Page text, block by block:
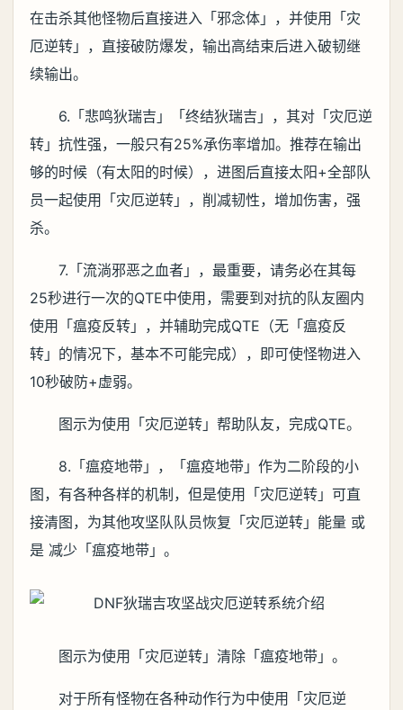
在击杀其他怪物后直接进入「邪念体」，并使用「灾
厄逆转」，直接破防爆发，输出高结束后进入破韧继
续输出。
6.「悲鸣狄瑞吉」「终结狄瑞吉」，其对「灾厄逆
转」抗性强，一般只有25%承伤率增加。推荐在输出
够的时候（有太阳的时候），进图后直接太阳+全部队
员一起使用「灾厄逆转」，削减韧性，增加伤害，强
杀。
7.「流淌邪恶之血者」，最重要，请务必在其每
25秒进行一次的QTE中使用，需要到对抗的队友圈内
使用「瘟疫反转」，并辅助完成QTE（无「瘟疫反
转」的情况下，基本不可能完成），即可使怪物进入
10秒破防+虚弱。
图示为使用「灾厄逆转」帮助队友，完成QTE。
8.「瘟疫地带」，「瘟疫地带」作为二阶段的小
图，有各种各样的机制，但是使用「灾厄逆转」可直
接清图，为其他攻坚队队员恢复「灾厄逆转」能量 或
是 减少「瘟疫地带」。
图示为使用「灾厄逆转」清除「瘟疫地带」。
对于所有怪物在各种动作行为中使用「灾厄逆